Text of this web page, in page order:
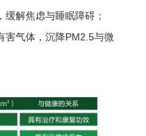
解焦虑与睡眠障碍；
害气体，沉降PM2.5与微